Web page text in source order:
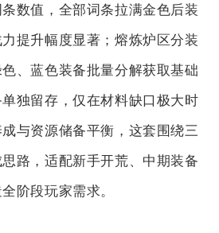
数值，全部词条拉满金色后装
提升幅度显著；熔炼炉区分装
、蓝色装备批量分解获取基础
独留存，仅在材料缺口极大时
与资源储备平衡，这套围绕三
路，适配新手开荒、中期装备
阶段玩家需求。